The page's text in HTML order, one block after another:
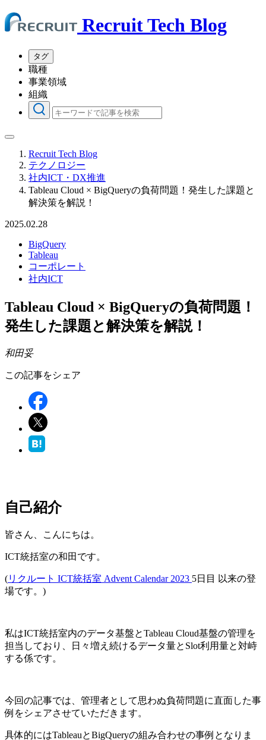
Recruit Tech Blog
タグ
職種
事業領域
組織
Recruit Tech Blog
テクノロジー
社内ICT・DX推進
Tableau Cloud × BigQueryの負荷問題！発生した課題と
解決策を解説！
2025.02.28
BigQuery
Tableau
コーポレート
社内ICT
Tableau Cloud × BigQueryの負荷問題！
発生した課題と解決策を解説！
和田妥
この記事をシェア
自己紹介
皆さん、こんにちは。
ICT統括室の和田です。
(リクルート ICT統括室 Advent Calendar 2023 5日目 以来の登
場です。)
私はICT統括室内のデータ基盤とTableau Cloud基盤の管理を
担当しており、日々増え続けるデータ量とSlot利用量と対峙
する係です。
今回の記事では、管理者として思わぬ負荷問題に直面した事
例をシェアさせていただきます。
具体的にはTableauとBigQueryの組み合わせの事例となりま